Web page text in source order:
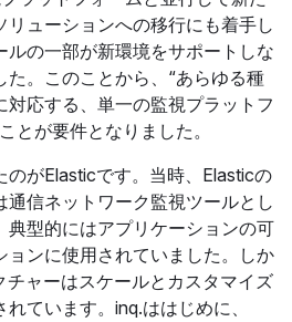
リューションへの移行にも着手し
ルの一部が新環境をサポートしな
た。このことから、“あらゆる種
応する、単一の監視プラットフ
とが要件となりました。
のがElasticです。当時、Elasticの
通信ネットワーク監視ツールとし
典型的にはアプリケーションの可
ョンに使用されていました。しか
チャーはスケールとカスタマイズ
ています。inq.ははじめに、